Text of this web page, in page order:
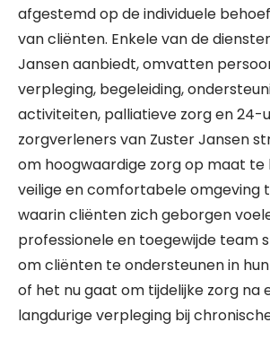
afgestemd op de individuele
van cliënten. Enkele van de
Jansen aanbiedt, omvatten
verpleging, begeleiding,
activiteiten, palliatieve zorg en 24-
zorgverleners van Zuster Jansen
om hoogwaardige zorg op maat te
veilige en comfortabele omgeving
waarin cliënten zich geborgen
professionele en toegewijde team
om cliënten te ondersteunen in
of het nu gaat om tijdelijke zorg na
langdurige verpleging bij